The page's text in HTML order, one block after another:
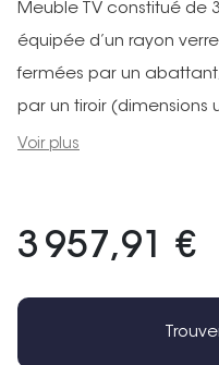
Meuble TV constitué de
équipée d’un rayon
fermées par un
par un tiroir (dimensions
Voir plus
3 957,91 €